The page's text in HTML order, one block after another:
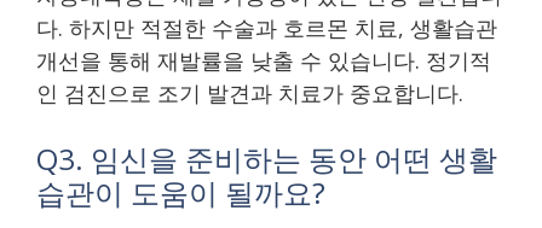
다. 하지만 적절한 수술과 호르몬 치료, 생활습관
개선을 통해 재발률을 낮출 수 있습니다. 정기적
인 검진으로 조기 발견과 치료가 중요합니다.
Q3. 임신을 준비하는 동안 어떤 생활
습관이 도움이 될까요?